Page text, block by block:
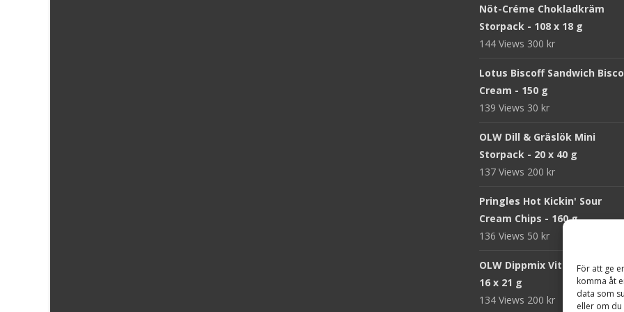
För att ge
komma åt
data som
eller om
Nöt-Créme Chokladkräm
Storpack - 108 x 18 g
144 Views 300 kr
Lotus Biscoff Sandwich
Cream - 150 g
139 Views 30 kr
OLW Dill & Gräslök Mini
Storpack - 20 x 40 g
137 Views 200 kr
Pringles Hot Kickin' Sour
Cream Chips - 160 g
136 Views 50 kr
OLW Dippmix Vitlök
16 x 21 g
134 Views 200 kr